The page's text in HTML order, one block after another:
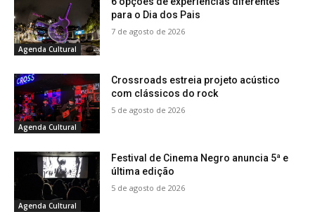
Agenda Cultural
para o Dia dos Pais
7 de agosto de 2026
Agenda Cultural
Crossroads estreia projeto acústico
com clássicos do rock
5 de agosto de 2026
Agenda Cultural
Festival de Cinema Negro anuncia 5ª e
última edição
5 de agosto de 2026